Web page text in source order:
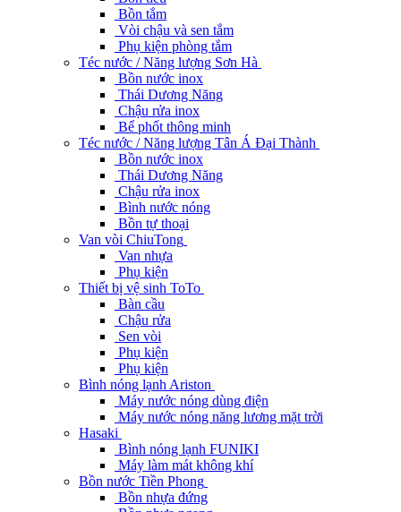
Bồn tắm
Vòi chậu và sen tắm
Phụ kiện phòng tắm
Téc nước / Năng lượng Sơn Hà
Bồn nước inox
Thái Dương Năng
Chậu rửa inox
Bể phốt thông minh
Téc nước / Năng lượng Tân Á Đại Thành
Bồn nước inox
Thái Dương Năng
Chậu rửa inox
Bình nước nóng
Bồn tự thoại
Van vòi ChiuTong
Van nhựa
Phụ kiện
Thiết bị vệ sinh ToTo
Bàn cầu
Chậu rửa
Sen vòi
Phụ kiện
Phụ kiện
Bình nóng lạnh Ariston
Máy nước nóng dùng điện
Máy nước nóng năng lương mặt trời
Hasaki
Bình nóng lạnh FUNIKI
Máy làm mát không khí
Bồn nước Tiền Phong
Bồn nhựa đứng